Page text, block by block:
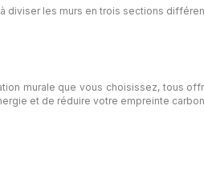
diviser les murs en trois sections
murale que vous choisissez, tous
et de réduire votre empreinte